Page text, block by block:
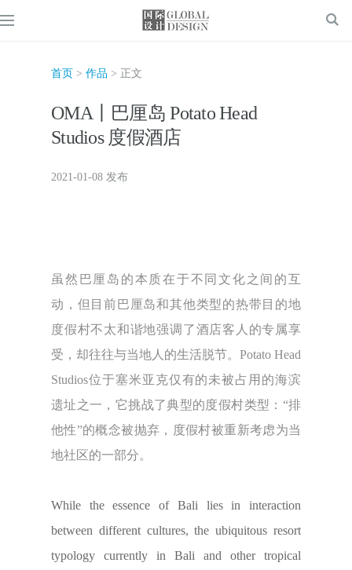
首页 > 作品 > 正文
OMA丨巴厘岛 Potato Head
Studios 度假酒店
2021-01-08 发布
虽然巴厘岛的本质在于不同文化之间的互
动，但目前巴厘岛和其他类型的热带目的地
度假村不太和谐地强调了酒店客人的专属享
受，却往往与当地人的生活脱节。Potato Head
Studios位于塞米亚克仅有的未被占用的海滨
遗址之一，它挑战了典型的度假村类型：“排
他性”的概念被抛弃，度假村被重新考虑为当
地社区的一部分。
While the essence of Bali lies in interaction
between different cultures, the ubiquitous resort
typology currently in Bali and other tropical